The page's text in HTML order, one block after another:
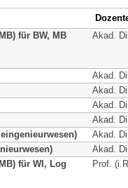
für BW, MB
Akad.
Akad.
Akad.
Akad.
Akad.
Akad.
Akad.
für WI, Log
Prof.